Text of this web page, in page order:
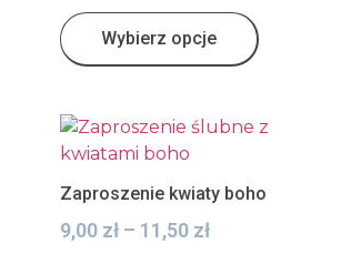
Wybierz opcje
Zaproszenie kwiaty boho
9,00 zł – 11,50 zł